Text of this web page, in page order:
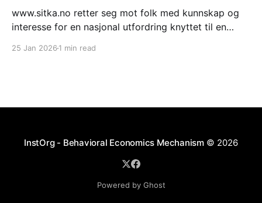
www.sitka.no retter seg mot folk med kunnskap og
interesse for en nasjonal utfordring knyttet til en
25 Jan 2026 1 min read
InstOrg - Behavioral Economics Mechanism © 2026
Powered by Ghost